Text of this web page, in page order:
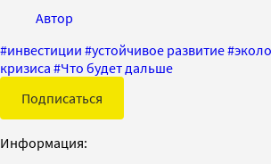
Автор
#инвестиции #устойчивое развитие#
кризиса #Что будет дальше
Подписаться
Информация: